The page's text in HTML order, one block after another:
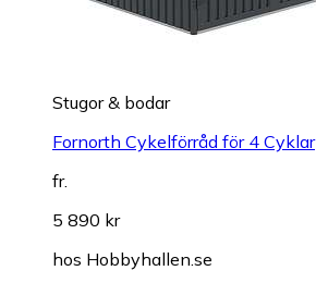
Stugor & bodar
Fornorth Cykelförråd för 4 Cyklar
fr.
5 890 kr
hos Hobbyhallen.se